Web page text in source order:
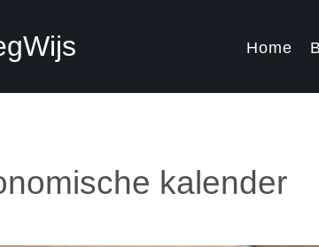
Home
kalender